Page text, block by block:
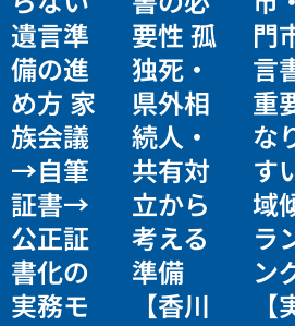
遺言準
備の進
め方 家
族会議
→自筆
証書→
公正証
書化の
実務モ
要性 孤
独死・
県外相
続人・
共有対
立から
考える
準備
【香川
門
言
重
な
す
域
ラ
ン